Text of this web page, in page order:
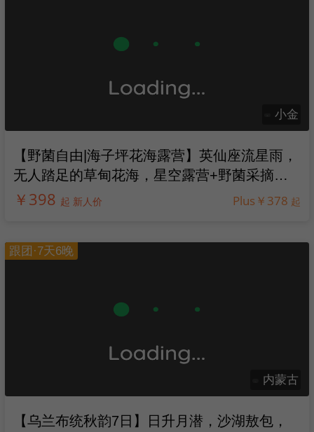
小金
【野菌自由|海子坪花海露营】英仙座流星雨，
无人踏足的草甸花海，星空露营+野菌采摘，
获18℃的治愈盛夏
￥398 起 新人价 Plus￥378 起
跟团·7天6晚
内蒙古
【乌兰布统秋韵7日】日升月潜，沙湖敖包，